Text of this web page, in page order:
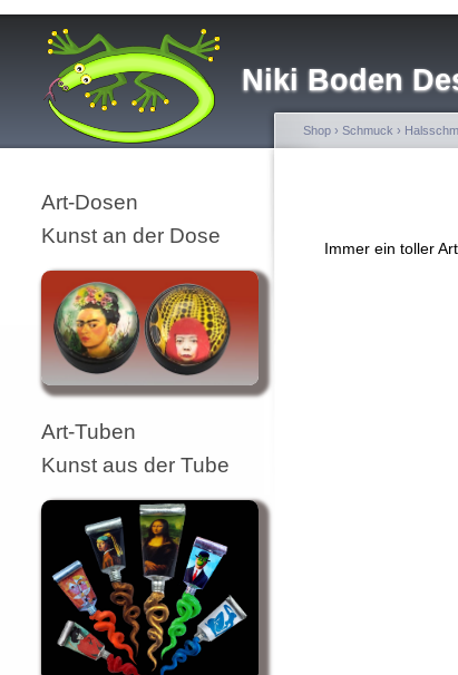
Niki Boden
Art-Dosen
Kunst an der Dose
Art-Tuben
Kunst aus der Tube
Shop › Schmuck ›
Immer ein toller